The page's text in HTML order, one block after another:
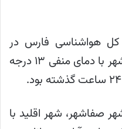
کل هواشناسی فارس در
اطلاعیه ای اعلام کرد شهر صفاشهر با دمای منفی ۱۳ درجه
صفاشهر، شهر اقلید با